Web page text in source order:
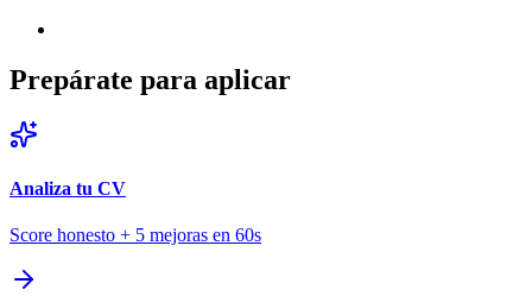
Prepárate para aplicar
Analiza tu CV
Score honesto + 5 mejoras en 60s